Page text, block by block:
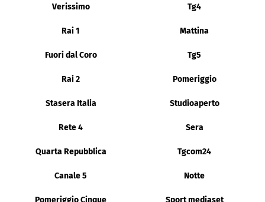
Verissimo Tg4
Rai 1 Mattina
Fuori dal Coro Tg5
Rai 2 Pomeriggio
Stasera Italia Studioaperto
Rete 4 Sera
Quarta Repubblica Tgcom24
Canale 5 Notte